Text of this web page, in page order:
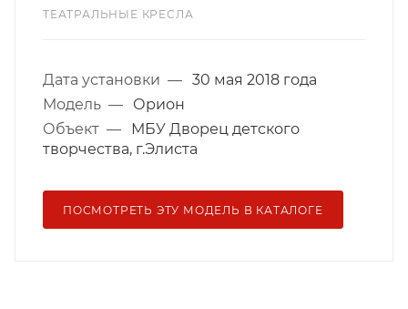
ТЕАТРАЛЬНЫЕ КРЕСЛА
Дата установки — 30 мая 2018 года
Модель —
Орион
Объект —
МБУ Дворец детского
творчества, г.Элиста
ПОСМОТРЕТЬ ЭТУ МОДЕЛЬ В КАТАЛОГЕ